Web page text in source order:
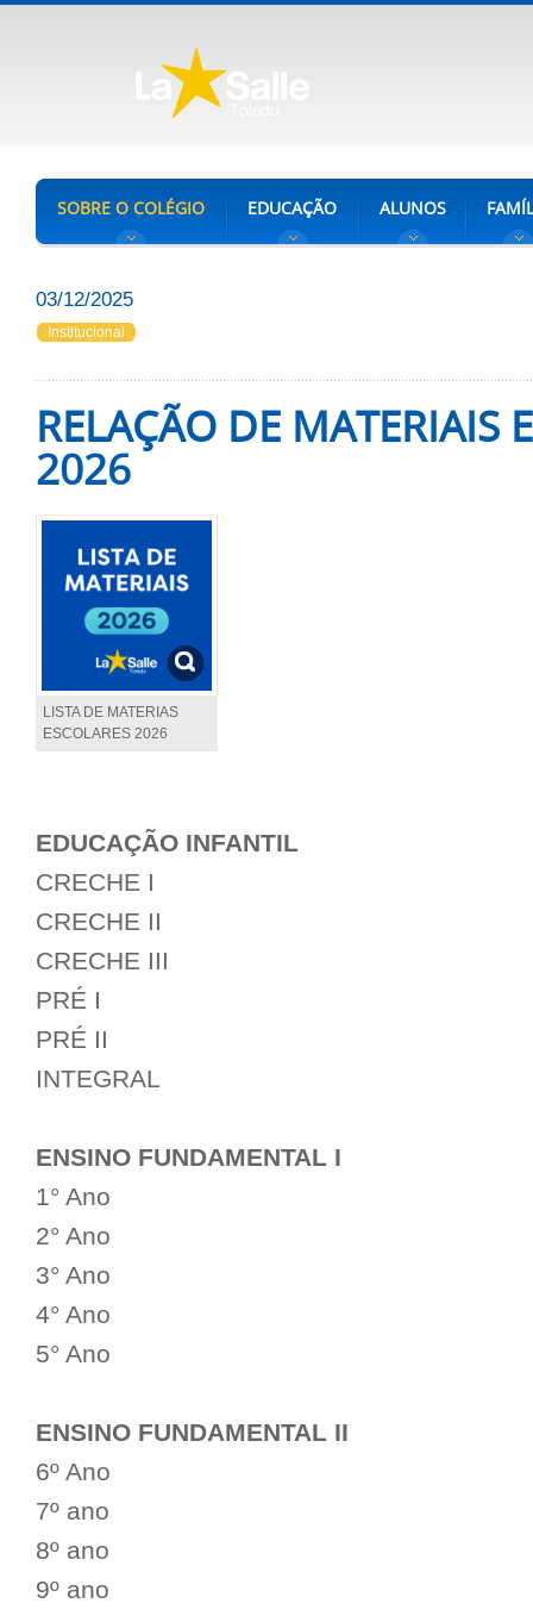
SOBRE O COLÉGIO EDUCAÇÃO ALUNOS
03/12/2025
Institucional
RELAÇÃO DE MATERIAIS
2026
LISTA DE MATERIAS
ESCOLARES 2026
EDUCAÇÃO INFANTIL
CRECHE I
CRECHE II
CRECHE III
PRÉ I
PRÉ II
INTEGRAL
ENSINO FUNDAMENTAL I
1° Ano
2° Ano
3° Ano
4° Ano
5° Ano
ENSINO FUNDAMENTAL II
6º Ano
7º ano
8º ano
9º ano